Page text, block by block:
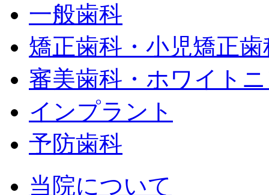
一般歯科
矯正歯科・小児矯正歯
審美歯科・ホワイト
インプラント
予防歯科
当院について